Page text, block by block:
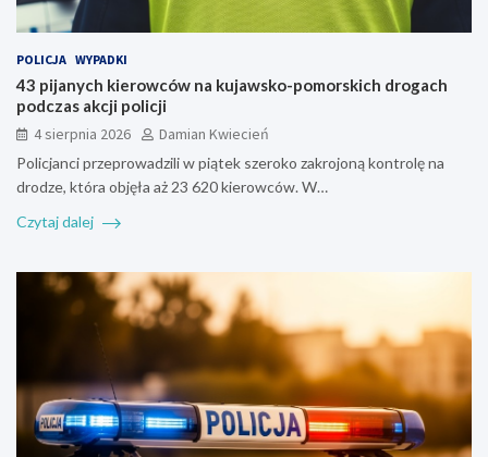
POLICJA WYPADKI
43 pijanych kierowców na kujawsko-pomorskich drogach
podczas akcji policji
4 sierpnia 2026
Damian Kwiecień
Policjanci przeprowadzili w piątek szeroko zakrojoną kontrolę na
drodze, która objęła aż 23 620 kierowców. W…
Czytaj dalej